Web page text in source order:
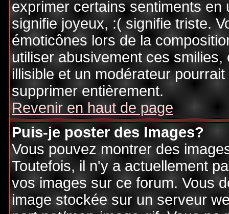
exprimer certains sentiments
signifie joyeux, :( signifie triste.
émoticônes lors de la
utiliser abusivement ces
illisible et un modérateur
supprimer entièrement.
Revenir en haut de page
Puis-je poster des Images?
Vous pouvez montrer des
Toutefois, il n'y a actuellement
vos images sur ce forum. Vous
image stockée sur un serveur